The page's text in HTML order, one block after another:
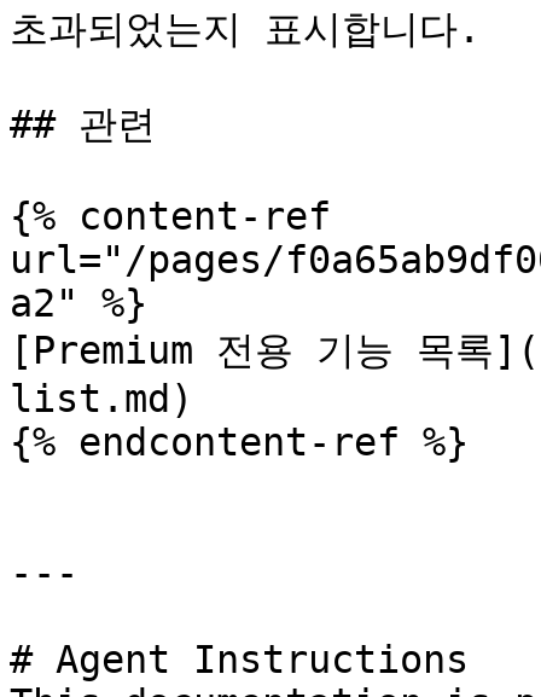
초과되었는지 표시합니다.
## 관련
{% content-ref
url="/pages/
a2" %}
[Premium 전용 기능 목
list.md)
{% endcontent-ref %}
---
# Agent Instructions